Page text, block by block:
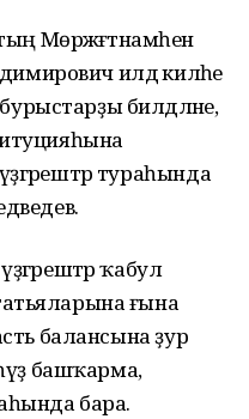
Мөрәжәғәтнамәһен
илдә киләһе
билдәләне,
тураһында
ҡабул
ғына
балансына ҙур
һүҙ башҡарма,
бара.